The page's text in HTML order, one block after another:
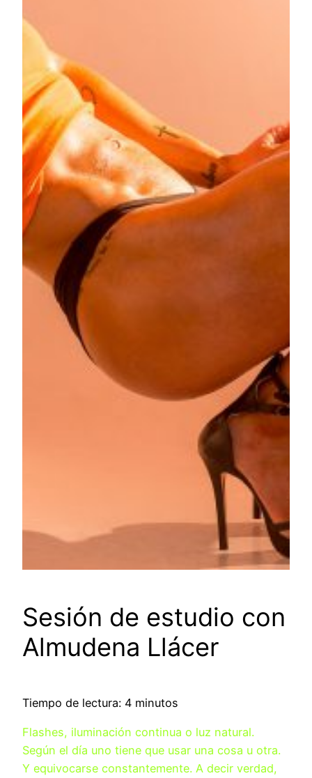
Sesión de estudio con
Almudena Llácer
Tiempo de lectura: 4 minutos
Flashes, iluminación continua o luz natural.
Según el día uno tiene que usar una cosa u otra.
Y equivocarse constantemente. A decir verdad,